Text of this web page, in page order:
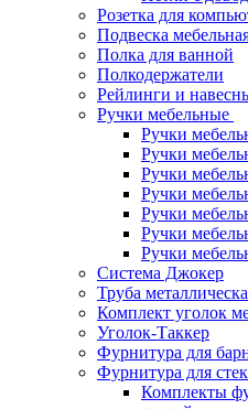
Розетка для
Подвеска
Полка для ванной
Полкодержатели
Рейлинги и
Ручки мебельные
Ручки
Ручки
Ручки
Ручки
Ручки
Ручки
Ручки
Система Джокер
Труба
Комплект уголок
Уголок-Таккер
Фурнитура для
Фурнитура для
Комплекты